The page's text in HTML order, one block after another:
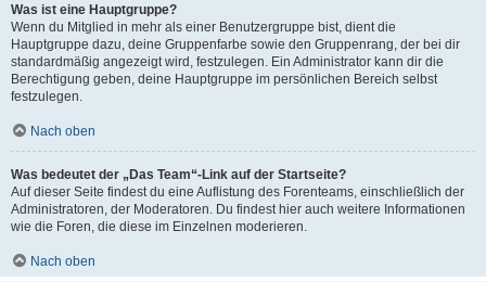
Was ist eine Hauptgruppe?
Wenn du Mitglied in mehr als einer Benutzergruppe bist, dient die
Hauptgruppe dazu, deine Gruppenfarbe sowie den Gruppenrang, der bei dir
standardmäßig angezeigt wird, festzulegen. Ein Administrator kann dir die
Berechtigung geben, deine Hauptgruppe im persönlichen Bereich selbst
festzulegen.
Nach oben
Was bedeutet der „Das Team“-Link auf der Startseite?
Auf dieser Seite findest du eine Auflistung des Forenteams, einschließlich der
Administratoren, der Moderatoren. Du findest hier auch weitere Informationen
wie die Foren, die diese im Einzelnen moderieren.
Nach oben